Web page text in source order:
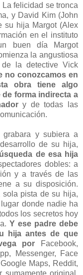
felicidad se tronca
y David Kim (John
su hija Margot (Alex
en el instituto
buen día Margot
la angustiosa
la detective Vick
no conozcamos en
obra tiene algo
forma indirecta a
y de todas las
y subiera a
de su hija,
de esa hija
dobles: a
y a través de las
a su disposición.
sola pista de su hija,
donde nadie ha
los secretos hoy
Y ese padre debe
hija antes de que
por Facebook,
Messenger, Face
Maps, Reddit,
original,